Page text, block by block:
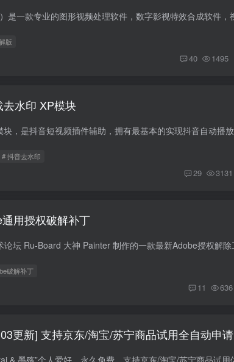
版
40 1495
水印 XP模块
# 抖音去水印
29 3131
用授权破解补丁
破解补丁
11 636
更新] 支持京东/淘宝/苏宁商品试用全自动申请